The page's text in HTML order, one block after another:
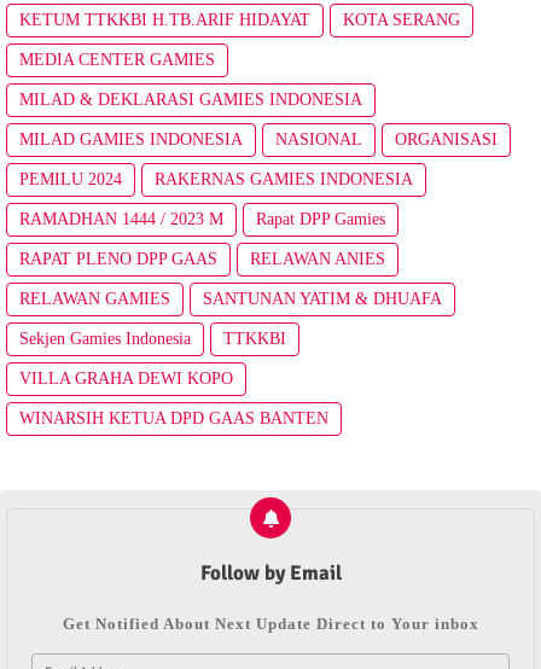
KETUM TTKKBI H.TB.ARIF HIDAYAT KOTA SERANG
MEDIA CENTER GAMIES
MILAD & DEKLARASI GAMIES INDONESIA
MILAD GAMIES INDONESIA NASIONAL ORGANISASI
PEMILU 2024 RAKERNAS GAMIES INDONESIA
RAMADHAN 1444 / 2023 M Rapat DPP Gamies
RAPAT PLENO DPP GAAS RELAWAN ANIES
RELAWAN GAMIES SANTUNAN YATIM & DHUAFA
Sekjen Gamies Indonesia TTKKBI
VILLA GRAHA DEWI KOPO
WINARSIH KETUA DPD GAAS BANTEN
Follow by Email
Get Notified About Next Update Direct to Your inbox